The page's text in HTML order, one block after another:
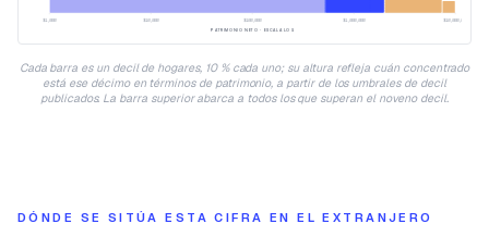
$1,000 $10,000 $100,000 $1,000,000 $10,000,000
PATRIMONIO NETO · ESCALA LOG
Cada barra es un decil de hogares, 10 % cada uno; su altura refleja cuán concentrado
está ese décimo en términos de patrimonio, a partir de los umbrales de decil
publicados. La barra superior abarca a todos los que superan el noveno decil.
DÓNDE SE SITÚA ESTA CIFRA EN EL EXTRANJERO